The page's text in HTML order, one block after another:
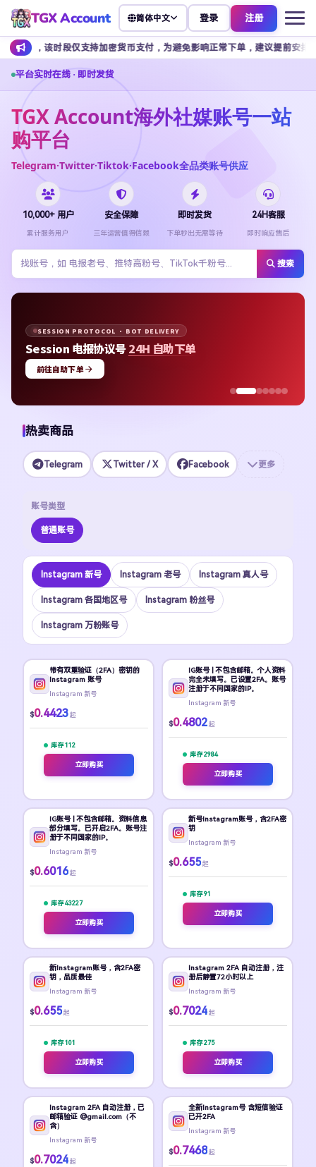
TGX Account 简体中文 登录 注册
持加密货币支付，为避免影响正常下单，建议提前安排余额充值。
平台实时在线 · 即时发货
TGX Account海外社媒账号一站
购平台
Telegram·Twitter·Tiktok·Facebook全品类账号供应
10,000+ 用户
累计服务用户
安全保障
三年运营值得信赖
即时发货
下单秒出无需等待
24H客服
即时响应售后
搜索
SESSION PROTOCOL · BOT DELIVERY
Session 电报协议号24H 自助下单
前往自助下单
热卖商品
Telegram Twitter / X Facebook 更多
账号类型
普通账号
Instagram 新号 Instagram 老号 Instagram 真人号
Instagram 各国地区号 Instagram 粉丝号
Instagram 万粉账号
带有双重验证（2FA）密钥的
Instagram 账号
Instagram 新号
$0.4423 起
库存 112
立即购买
IG账号 | 不包含邮箱。个人资料
完全未填写。已设置2FA。账号
注册于不同国家的IP。
Instagram 新号
$0.4802 起
库存 2984
立即购买
IG账号 | 不包含邮箱。资料信息
部分填写。已开启2FA。账号注
册于不同国家的IP。
Instagram 新号
$0.6016 起
库存 43227
立即购买
新号Instagram账号，含2FA密
钥
Instagram 新号
$0.655 起
库存 91
立即购买
新Instagram账号，含2FA密
钥，品质最佳
Instagram 新号
$0.655 起
库存 101
立即购买
Instagram 2FA 自动注册，注
册后静置72小时以上
Instagram 新号
$0.7024 起
库存 275
立即购买
Instagram 2FA 自动注册，已
邮箱验证 @gmail.com（不
含）
Instagram 新号
$0.7024 起
全新Instagram号 含短信验证
已开2FA
Instagram 新号
$0.7468 起